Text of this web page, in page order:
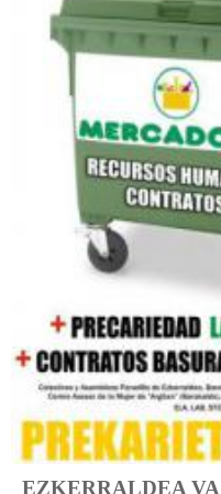
EZKERRALDEA